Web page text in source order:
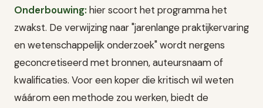
Onderbouwing: hier scoort het programma het
zwakst. De verwijzing naar "jarenlange praktijkervaring
en wetenschappelijk onderzoek" wordt nergens
geconcretiseerd met bronnen, auteursnaam of
kwalificaties. Voor een koper die kritisch wil weten
wáárom een methode zou werken, biedt de